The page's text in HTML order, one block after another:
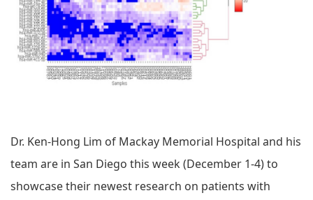
Dr. Ken-Hong Lim of Mackay Memorial Hospital and his
team are in San Diego this week (December 1-4) to
showcase their newest research on patients with